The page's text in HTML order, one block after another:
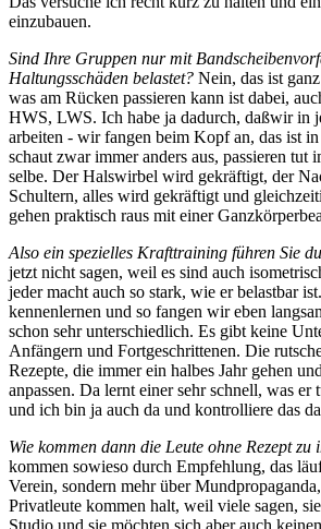
einzubauen.
Sind Ihre Gruppen nur mit
Haltungsschäden belastet? Nein, das ist
was am Rücken passieren kann ist dabei,
HWS, LWS. Ich habe ja dadurch, daßwir in
arbeiten - wir fangen beim Kopf an, das ist
schaut zwar immer anders aus, passieren tut
selbe. Der Halswirbel wird gekräftigt, der
Schultern, alles wird gekräftigt und
gehen praktisch raus mit einer
Also ein spezielles Krafttraining führen Sie
jetzt nicht sagen, weil es sind auch
jeder macht auch so stark, wie er belastbar
kennenlernen und so fangen wir eben
schon sehr unterschiedlich. Es gibt keine
Anfängern und Fortgeschrittenen. Die
Rezepte, die immer ein halbes Jahr gehen
anpassen. Da lernt einer sehr schnell, was
und ich bin ja auch da und kontrolliere das
Wie kommen dann die Leute ohne Rezept zu
kommen sowieso durch Empfehlung, das
Verein, sondern mehr über
Privatleute kommen halt, weil viele sagen,